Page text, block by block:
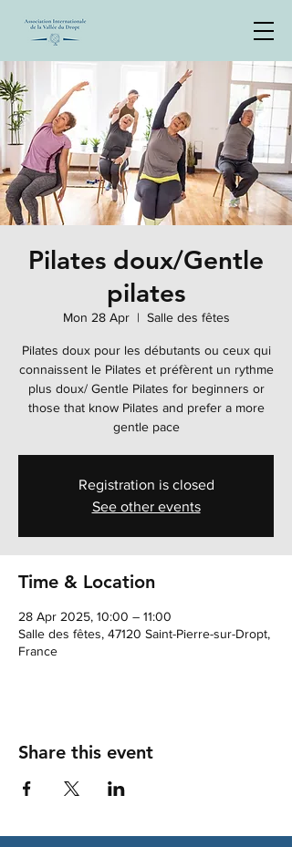
Pilates doux/Gentle
pilates
Mon 28 Apr
  |
Salle des fêtes
Pilates doux pour les débutants ou ceux qui
connaissent le Pilates et préfèrent un rythme
plus doux/ Gentle Pilates for beginners or
those that know Pilates and prefer a more
gentle pace
Registration is closed
See other events
Time & Location
28 Apr 2025, 10:00 – 11:00
Salle des fêtes, 47120 Saint-Pierre-sur-Dropt,
France
Share this event